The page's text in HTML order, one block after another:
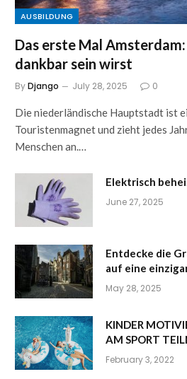
AUSBILDUNG
Das erste Mal
dankbar sein wirst
ByDjango July 28, 2025 0
Die niederländische Hauptstadt ist
Touristenmagnet und zieht jedes
Menschen an.…
Elektrisch
June 27, 2025
Entdecke die
auf eine
May 28, 2025
KINDER
AM SPORT
February 3, 2022